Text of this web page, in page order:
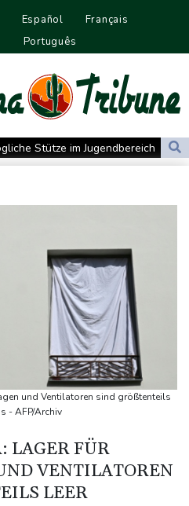
Español
Français
Português
Stütze im Jugendbereich
Titel gewinnen"
Sonntagsfahrverbot für Lkw - BDI
"unermüdlichen" Kampf
Sonn- und Feiertagsfahrverbot für
von "nationaler Schande"
Stand seit einem
Regierung entscheidet nicht CDU
und Ventilatoren sind größtenteils
- AFP/Archiv
LAGER FÜR
VENTILATOREN
LEER